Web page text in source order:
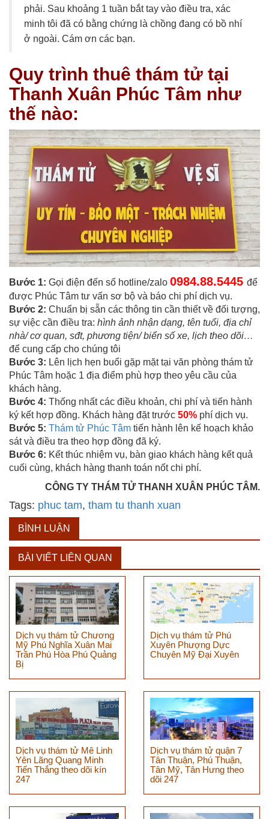
phải. Sau khoảng 1 tuần bắt tay vào điều tra, xác
minh tôi đã có bằng chứng là chồng đang có bồ nhí
ở ngoài. Cám ơn các bạn.
Quy trình thuê thám tử tại
Thanh Xuân Phúc Tâm như
thế nào:
Bước 1: Gọi điện đến số hotline/zalo 0984.88.5445 để
được Phúc Tâm tư vấn sơ bộ và báo chi phí dịch vụ.
Bước 2: Chuẩn bị sẵn các thông tin cần thiết về đối tượng,
sự việc cần điều tra: hình ảnh nhận dạng, tên tuổi, địa chỉ
nhà/ cơ quan, sđt, phương tiện/ biển số xe, lịch theo dõi…
để cung cấp cho chúng tôi
Bước 3: Lên lịch hẹn buổi gặp mặt tại văn phòng thám tử
Phúc Tâm hoặc 1 địa điểm phù hợp theo yêu cầu của
khách hàng.
Bước 4: Thống nhất các điều khoản, chi phí và tiến hành
ký kết hợp đồng. Khách hàng đặt trước 50% phí dịch vụ.
Bước 5: Thám tử Phúc Tâm tiến hành lên kế hoạch khảo
sát và điều tra theo hợp đồng đã ký.
Bước 6: Kết thúc nhiệm vụ, bàn giao khách hàng kết quả
cuối cùng, khách hàng thanh toán nốt chi phí.
CÔNG TY THÁM TỬ THANH XUÂN PHÚC TÂM.
Tags: phuc tam, tham tu thanh xuan
BÌNH LUẬN
BÀI VIẾT LIÊN QUAN
Dịch vụ thám tử Chương
Mỹ Phú Nghĩa Xuân Mai
Trần Phú Hòa Phú Quảng
Bị
Dịch vụ thám tử Phú
Xuyên Phượng Dực
Chuyên Mỹ Đại Xuyên
Dịch vụ thám tử Mê Linh
Yên Lãng Quang Minh
Tiến Thắng theo dõi kín
247
Dịch vụ thám tử quận 7
Tân Thuận, Phú Thuận,
Tân Mỹ, Tân Hưng theo
dõi 247